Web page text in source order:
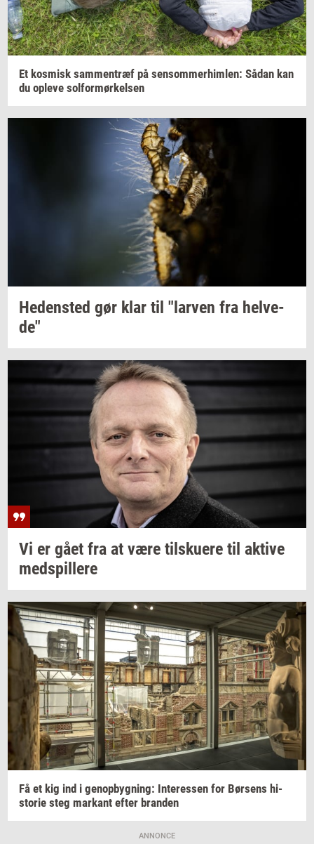
Et kos­misk sam­men­træf på sen­som­mer­him­len: Sådan kan
du op­le­ve sol­for­mør­kel­sen
He­den­sted gør klar til "lar­ven fra hel­ve­
de"
Vi er gået fra at være til­sku­e­re til ak­ti­ve
med­spil­le­re
Få et kig ind i genop­byg­ning: In­ter­es­sen for Bør­sens hi­
sto­rie steg mar­kant efter bran­den
ANNONCE